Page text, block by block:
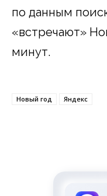
по данным
«встречают»
минут.
Новый год Яндекс